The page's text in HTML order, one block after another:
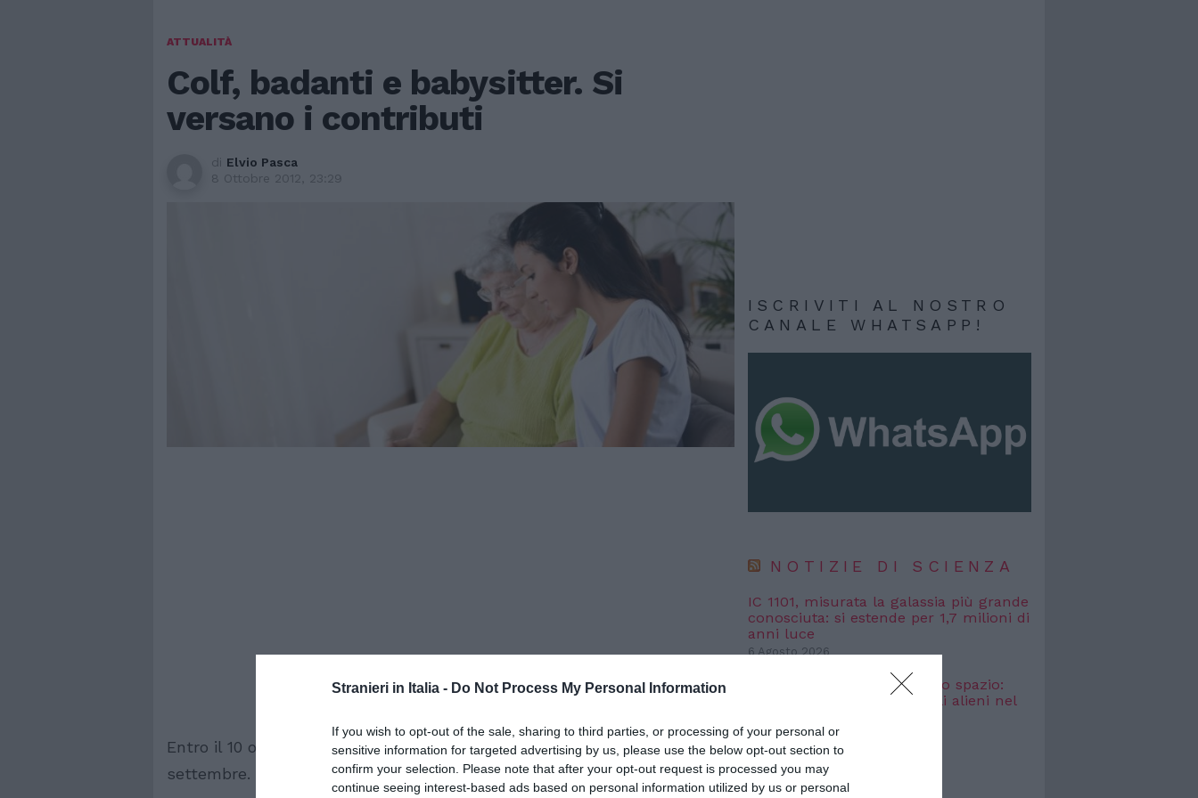
Stranieri in Italia - Do Not Process My Personal Information
If you wish to opt-out of the sale, sharing to third parties, or processing of your personal or
sensitive information for targeted advertising by us, please use the below opt-out section to
confirm your selection. Please note that after your opt-out request is processed you may
continue seeing interest-based ads based on personal information utilized by us or personal
ATTUALITÀ
Colf, badanti e babysitter. Si
versano i contributi
di Elvio Pasca
8 Ottobre 2012, 23:29
Entro il 10 ottobre la rata per luglio, agosto e
settembre. La tabella con tutti gli importi
ISCRIVITI AL NOSTRO
CANALE WHATSAPP!
NOTIZIE DI SCIENZA
IC 1101, misurata la galassia più grande
conosciuta: si estende per 1,7 milioni di
anni luce
6 Agosto 2026
“Fari cosmici” nascosti nello spazio:
potremmo cercare i segnali alieni nel
4 Agosto 2026
NOTIZIE DI